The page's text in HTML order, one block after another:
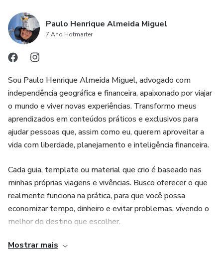
Paulo Henrique Almeida Miguel
7 Ano Hotmarter
Sou Paulo Henrique Almeida Miguel, advogado com
independência geográfica e financeira, apaixonado por viajar
o mundo e viver novas experiências. Transformo meus
aprendizados em conteúdos práticos e exclusivos para
ajudar pessoas que, assim como eu, querem aproveitar a
vida com liberdade, planejamento e inteligência financeira.
Cada guia, template ou material que crio é baseado nas
minhas próprias viagens e vivências. Busco oferecer o que
realmente funciona na prática, para que você possa
economizar tempo, dinheiro e evitar problemas, vivendo o
melhor do destino que escolher.
Seja bem-vindo(a) e conte comigo para ter uma jornada
Mostrar mais